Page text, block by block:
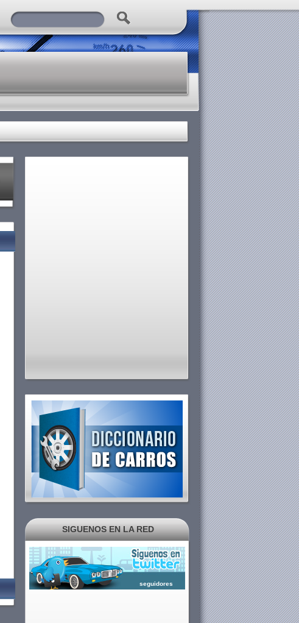
SIGUENOS EN LA RED
seguidores